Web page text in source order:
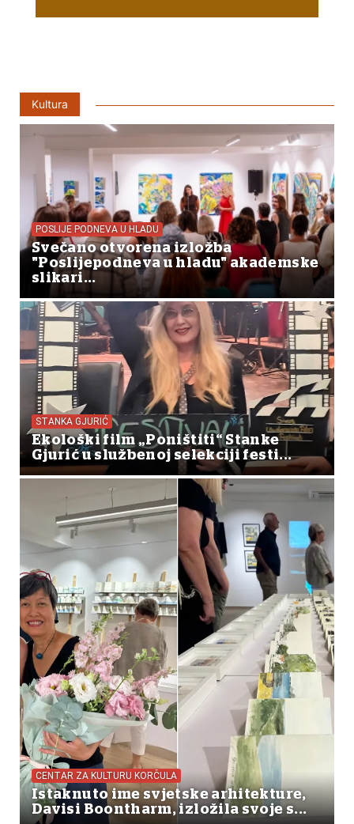
Kultura
POSLIJE PODNEVA U HLADU
Svečano otvorena izložba
"Poslijepodneva u hladu" akademske
slikari...
STANKA GJURIĆ
Ekološki film „Poništiti“ Stanke
Gjurić u službenoj selekciji festi...
CENTAR ZA KULTURU KORČULA
Istaknuto ime svjetske arhitekture,
Davisi Boontharm, izložila svoje s...